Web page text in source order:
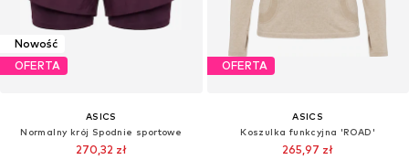
Nowość
OFERTA
ASICS
Normalny krój Spodnie sportowe
270,32 zł
OFERTA
ASICS
Koszulka funkcyjna 'ROAD'
265,97 zł